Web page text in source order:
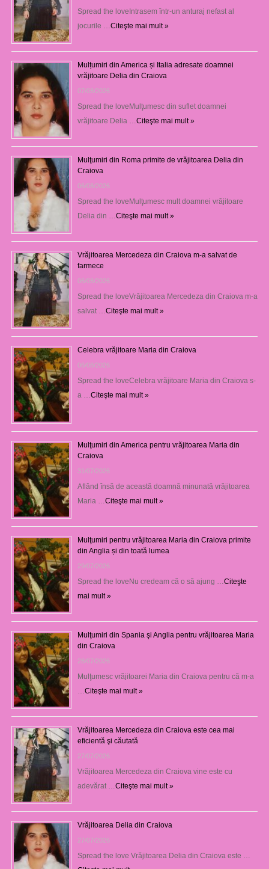
Spread the loveIntrasem într-un anturaj nefast al
jocurile …Citeşte mai mult »
Mulțumiri din America și Italia adresate doamnei
vrăjitoare Delia din Craiova
07/08/2026
Spread the loveMulţumesc din suflet doamnei
vrăjitoare Delia …Citeşte mai mult »
Mulţumiri din Roma primite de vrăjitoarea Delia din
Craiova
06/08/2026
Spread the loveMulţumesc mult doamnei vrăjitoare
Delia din …Citeşte mai mult »
Vrăjitoarea Mercedeza din Craiova m-a salvat de
farmece
06/08/2026
Spread the loveVrăjitoarea Mercedeza din Craiova m-a
salvat …Citeşte mai mult »
Celebra vrăjitoare Maria din Craiova
06/08/2026
Spread the loveCelebra vrăjitoare Maria din Craiova s-
a …Citeşte mai mult »
Mulţumiri din America pentru vrăjitoarea Maria din
Craiova
31/07/2026
Aflând însă de această doamnă minunată vrăjitoarea
Maria …Citeşte mai mult »
Mulţumiri pentru vrăjitoarea Maria din Craiova primite
din Anglia și din toată lumea
29/07/2026
Spread the loveNu credeam că o să ajung …Citeşte
mai mult »
Mulţumiri din Spania şi Anglia pentru vrăjitoarea Maria
din Craiova
28/07/2026
Mulţumesc vrăjitoarei Maria din Craiova pentru că m-a
…Citeşte mai mult »
Vrăjitoarea Mercedeza din Craiova este cea mai
eficientă şi căutată
27/07/2026
Vrăjitoarea Mercedeza din Craiova vine este cu
adevărat …Citeşte mai mult »
Vrăjitoarea Delia din Craiova
27/07/2026
Spread the love Vrăjitoarea Delia din Craiova este …